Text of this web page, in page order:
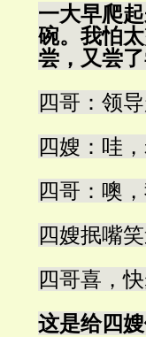
一大早爬
碗。我怕
尝，又尝
四哥：领
四嫂：哇
四哥：噢
四嫂抿嘴
四哥喜，
这是给四